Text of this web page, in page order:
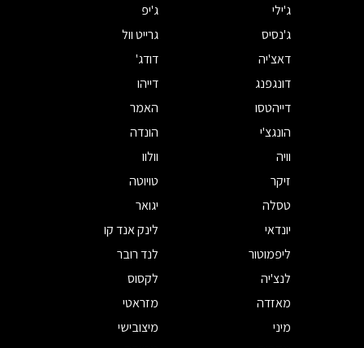
ג'ילי
ג'יפ
ג'נסיס
גרייט וול
דאצ'יה
דודג'
דונגפנג
דייהו
דייהטסו
האמר
הונגצ'י
הונדה
וויה
וולוו
זיקר
טויוטה
טסלה
יגואר
יונדאי
לינק אנד קו
ליפמוטור
לנד רובר
לנצ'יה
לקסוס
מאזדה
מזראטי
מיני
מיצובישי